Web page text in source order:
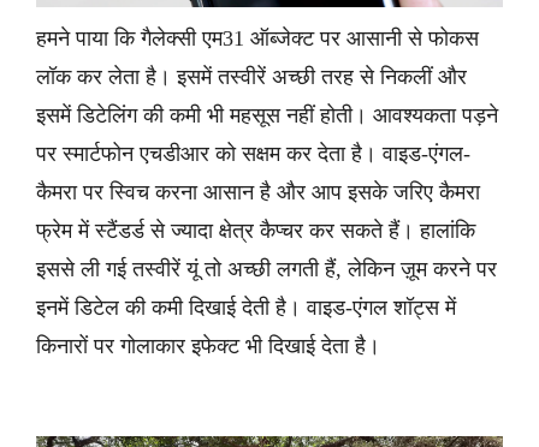
हमने पाया कि गैलेक्सी एम31 ऑब्जेक्ट पर आसानी से फोकस
लॉक कर लेता है। इसमें तस्वीरें अच्छी तरह से निकलीं और
इसमें डिटेलिंग की कमी भी महसूस नहीं होती। आवश्यकता पड़ने
पर स्मार्टफोन एचडीआर को सक्षम कर देता है। वाइड-एंगल-
कैमरा पर स्विच करना आसान है और आप इसके जरिए कैमरा
फ्रेम में स्टैंडर्ड से ज्यादा क्षेत्र कैप्चर कर सकते हैं। हालांकि
इससे ली गई तस्वीरें यूं तो अच्छी लगती हैं, लेकिन ज़ूम करने पर
इनमें डिटेल की कमी दिखाई देती है। वाइड-एंगल शॉट्स में
किनारों पर गोलाकार इफेक्ट भी दिखाई देता है।